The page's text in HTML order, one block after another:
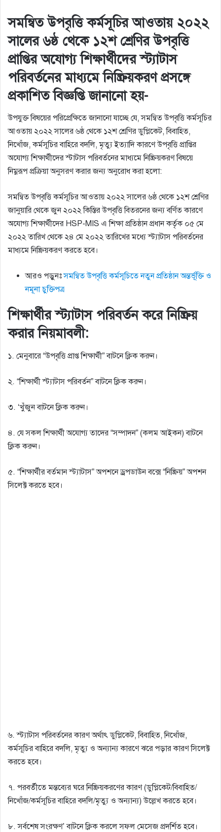
সমন্বিত উপবৃত্তি কর্মসূচির আওতায় ২০২২
সালের ৬ষ্ঠ থেকে ১২শ শ্রেণির উপবৃত্তি
প্রাপ্তির অযােগ্য শিক্ষার্থীদের স্ট্যাটাস
পরিবর্তনের মাধ্যমে নিষ্ক্রিয়করণ প্রসঙ্গে
প্রকাশিত বিজ্ঞপ্তি জানানো হয়-
উপযুক্ত বিষয়ের পরিপ্রেক্ষিতে জানানাে যাচ্ছে যে, সমন্বিত উপবৃত্তি কর্মসূচির
আওতায় ২০২২ সালের ৬ষ্ঠ থেকে ১২শ শ্রেণির ডুপ্লিকেট, বিবাহিত,
নিখোঁজ, কর্মসূচির বাহিরে বদলি, মৃত্যু ইত্যাদি কারণে উপবৃত্তি প্রাপ্তির
অযােগ্য শিক্ষার্থীদের স্টাটাস পরিবর্তনের মাধ্যমে নিষ্ক্রিয়করণ বিষয়ে
নিম্নরূপ প্রক্রিয়া অনুসরণ করার জন্য অনুরােধ করা হলাে:
সমন্বিত উপবৃত্তি কর্মসূচির আওতায় ২০২২ সালের ৬ষ্ঠ থেকে ১২শ শ্রেণির
জানুয়ারি থেকে জুন ২০২২ কিস্তির উপবৃত্তি বিতরনের জন্য বর্ণিত কারণে
অযোগ্য শিক্ষার্থীদের HSP-MIS এ শিক্ষা প্রতিষ্ঠান প্রধান কর্তৃক ০৫ মে
২০২২ তারিখ থেকে ২৪ মে ২০২২ তারিখের মধ্যে স্ট্যাটাস পরিবর্তনের
মাধ্যমে নিষ্ক্রিয়করণ করতে হবে।
আরও পড়ুনঃসমন্বিত উপবৃত্তি কর্মসূচিতে নতুন প্রতিষ্ঠান অন্তর্ভূক্তি ও
নমূনা চুক্তিপত্র
শিক্ষার্থীর স্ট্যাটাস পরিবর্তন করে নিষ্ক্রিয়
করার নিয়মাবলী:
১. মেনুবারে “উপবৃত্তি প্রাপ্ত শিক্ষার্থী” বাটনে ক্লিক করুন।
২. “শিক্ষার্থী স্ট্যাটাস পরিবর্তন” বাটনে ক্লিক করুন।
৩. ‘খুঁজুন বাটনে ক্লিক করুন।
৪. যে সকল শিক্ষার্থী অযােগ্য তাদের “সম্পাদন” (কলম আইকন) বাটনে
ক্লিক করুন।
৫. “শিক্ষার্থীর বর্তমান স্ট্যাটাস” অপশনে ড্রপডাউন বক্সে “নিষ্ক্রিয়” অপশন
সিলেক্ট করতে হবে।
৬. স্ট্যাটাস পরিবর্তনের কারণ অর্থাৎ ডুপ্লিকেট, বিবাহিত, নিখোঁজ,
কর্মসূচির বাহিরে বদলি, মৃত্যু ও অন্যান্য কারণে ঝরে পড়ার কারণ সিলেক্ট
করতে হবে।
৭. পরবর্তীতে মন্তব্যের ঘরে নিষ্ক্রিয়করণের কারণ (ডুপ্লিকেট/বিবাহিত/
নিখোঁজ/কর্মসূচির বাহিরে বদলি/মৃত্যু ও অন্যান্য) উল্লেখ করতে হবে।
৮. সর্বশেষ সংরক্ষণ’ বাটনে ক্লিক করলে সফল মেসেজ প্রদর্শিত হবে।